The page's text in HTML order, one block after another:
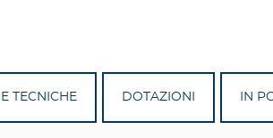
TECNICHE DOTAZIONI IN